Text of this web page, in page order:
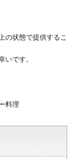
の状態で提供するこ
いです。
料理